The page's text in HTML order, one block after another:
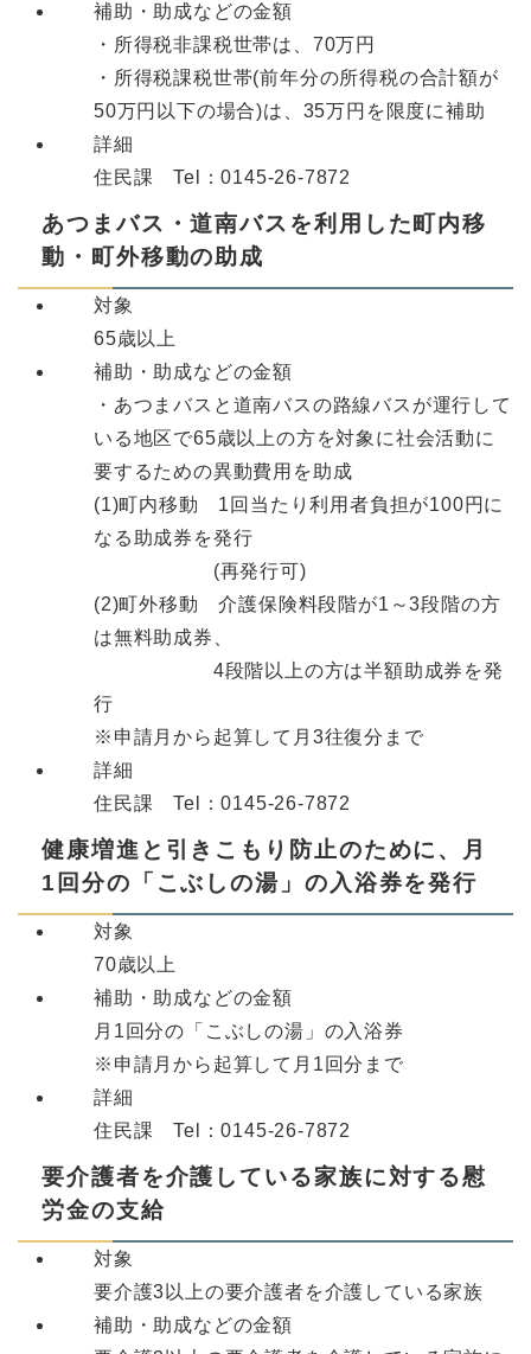
補助・助成などの金額
・所得税非課税世帯は、70万円
・所得税課税世帯(前年分の所得税の合計額が
50万円以下の場合)は、35万円を限度に補助
詳細
住民課 Tel：0145-26-7872
あつまバス・道南バスを利用した町内移
動・町外移動の助成
対象
65歳以上
補助・助成などの金額
・あつまバスと道南バスの路線バスが運行して
いる地区で65歳以上の方を対象に社会活動に
要するための異動費用を助成
(1)町内移動 1回当たり利用者負担が100円に
なる助成券を発行
(再発行可)
(2)町外移動 介護保険料段階が1～3段階の方
は無料助成券、
4段階以上の方は半額助成券を発
行
※申請月から起算して月3往復分まで
詳細
住民課 Tel：0145-26-7872
健康増進と引きこもり防止のために、月
1回分の「こぶしの湯」の入浴券を発行
対象
70歳以上
補助・助成などの金額
月1回分の「こぶしの湯」の入浴券
※申請月から起算して月1回分まで
詳細
住民課 Tel：0145-26-7872
要介護者を介護している家族に対する慰
労金の支給
対象
要介護3以上の要介護者を介護している家族
補助・助成などの金額